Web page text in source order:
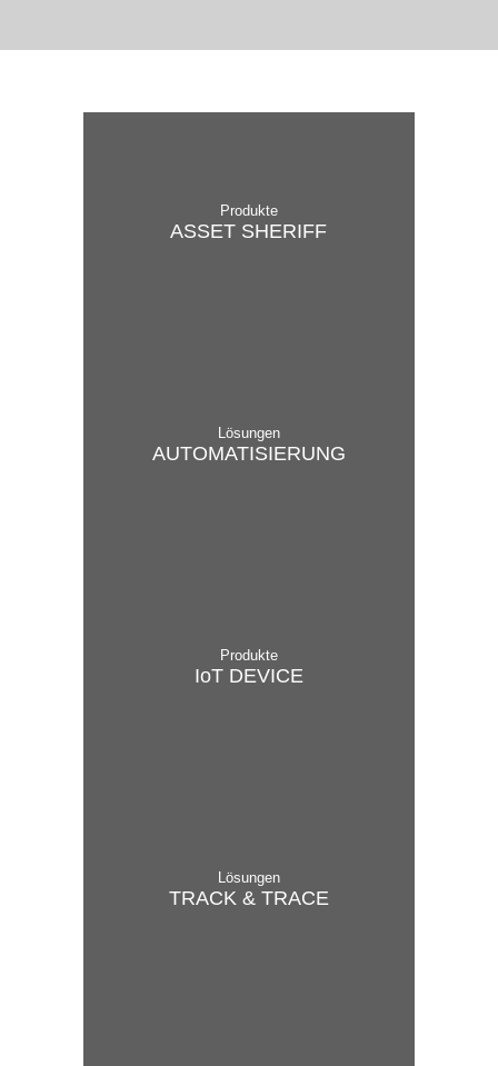
Produkte
ASSET SHERIFF
Lösungen
AUTO­MA­TI­SI­ER­UNG
Produkte
IoT DEVICE
Lösungen
TRACK & TRACE